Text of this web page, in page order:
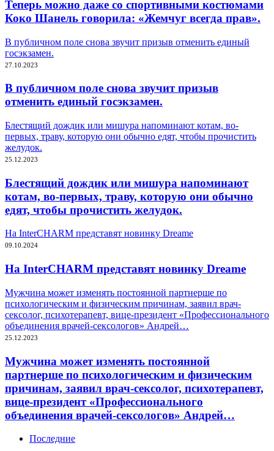
Теперь можно даже со спортивными костюмами
Коко Шанель говорила: «Жемчуг всегда прав».
В публичном поле снова звучит призыв отменить единый
госэкзамен.
27.10.2023
В публичном поле снова звучит призыв
отменить единый госэкзамен.
Блестящий дождик или мишура напоминают котам, во-
первых, траву, которую они обычно едят, чтобы прочистить
желудок.
25.12.2023
Блестящий дождик или мишура напоминают
котам, во-первых, траву, которую они обычно
едят, чтобы прочистить желудок.
На InterCHARM представят новинку Dreame
09.10.2024
На InterCHARM представят новинку Dreame
Мужчина может изменять постоянной партнерше по
психологическим и физическим причинам, заявил врач-
сексолог, психотерапевт, вице-президент «Профессионального
объединения врачей-сексологов» Андрей…
25.12.2023
Мужчина может изменять постоянной
партнерше по психологическим и физическим
причинам, заявил врач-сексолог, психотерапевт,
вице-президент «Профессионального
объединения врачей-сексологов» Андрей…
Последние